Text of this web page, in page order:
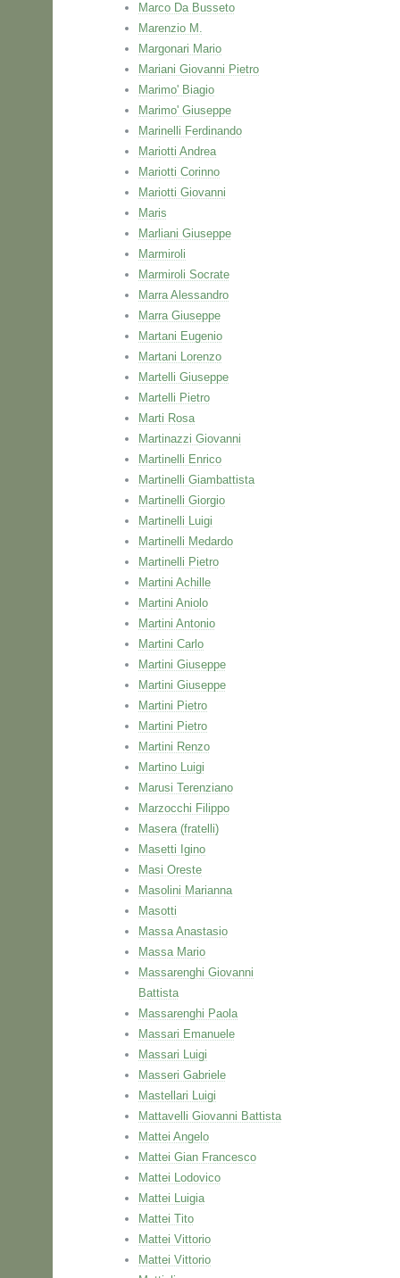
Marco Da Busseto
Marenzio M.
Margonari Mario
Mariani Giovanni Pietro
Marimo' Biagio
Marimo' Giuseppe
Marinelli Ferdinando
Mariotti Andrea
Mariotti Corinno
Mariotti Giovanni
Maris
Marliani Giuseppe
Marmiroli
Marmiroli Socrate
Marra Alessandro
Marra Giuseppe
Martani Eugenio
Martani Lorenzo
Martelli Giuseppe
Martelli Pietro
Marti Rosa
Martinazzi Giovanni
Martinelli Enrico
Martinelli Giambattista
Martinelli Giorgio
Martinelli Luigi
Martinelli Medardo
Martinelli Pietro
Martini Achille
Martini Aniolo
Martini Antonio
Martini Carlo
Martini Giuseppe
Martini Giuseppe
Martini Pietro
Martini Pietro
Martini Renzo
Martino Luigi
Marusi Terenziano
Marzocchi Filippo
Masera (fratelli)
Masetti Igino
Masi Oreste
Masolini Marianna
Masotti
Massa Anastasio
Massa Mario
Massarenghi Giovanni
Battista
Massarenghi Paola
Massari Emanuele
Massari Luigi
Masseri Gabriele
Mastellari Luigi
Mattavelli Giovanni Battista
Mattei Angelo
Mattei Gian Francesco
Mattei Lodovico
Mattei Luigia
Mattei Tito
Mattei Vittorio
Mattei Vittorio